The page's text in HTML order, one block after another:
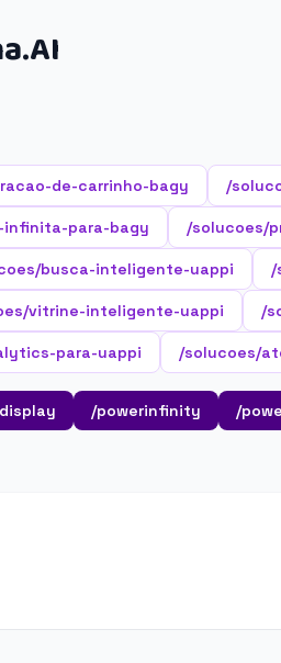
de-carrinho-bagy /
para-bagy /solucoes/
busca-inteligente-uappi /
vitrine-inteligente-uappi /
para-uappi /solucoes/
/powerinfinity /